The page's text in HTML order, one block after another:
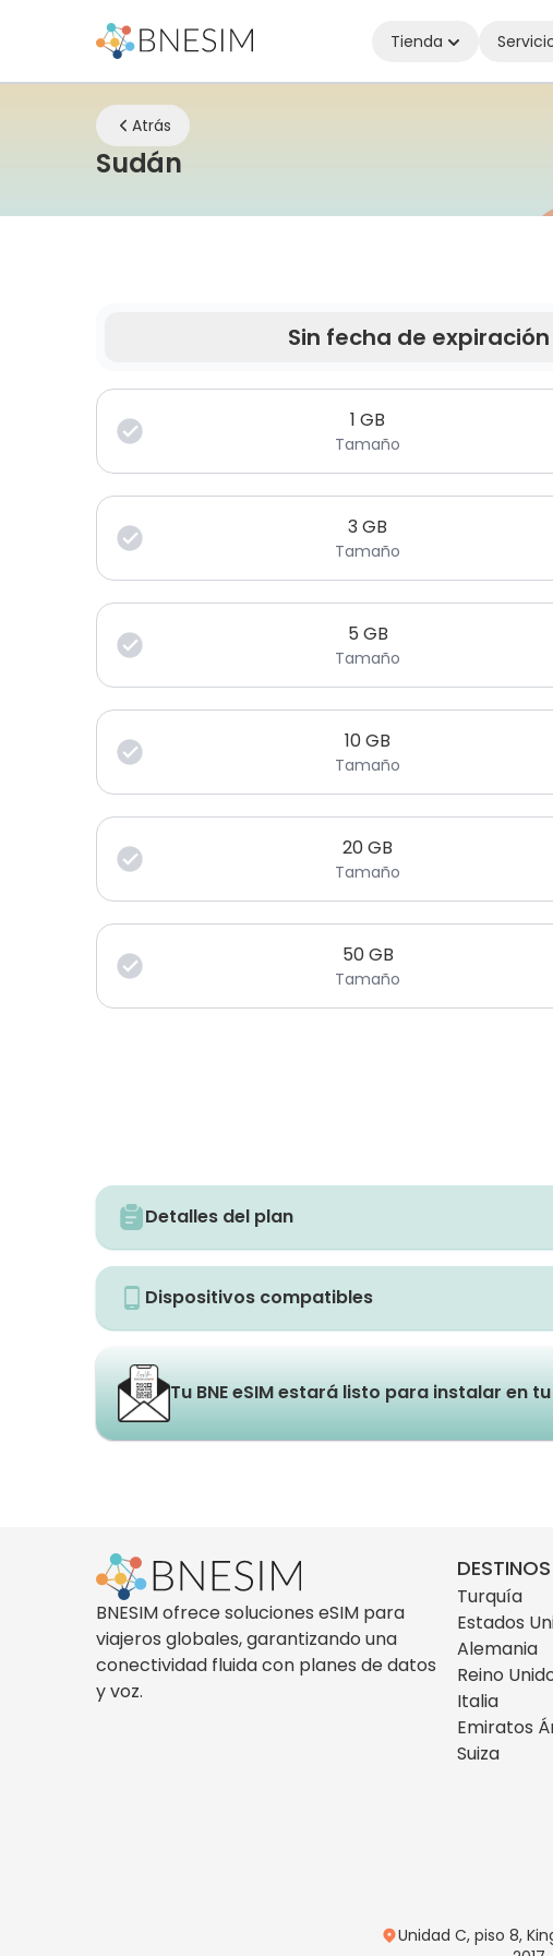
Tienda
Atrás
SudáneSIM | Mantente
Sin fecha de expiración
Tus datos son válidos por un tiempo limitado.
1 GB
Tamaño
3GB
Tamaño
5 GB
Tamaño
10GB
Tamaño
20GB
Tamaño
50GB
Tamaño
Detalles del plan
Dispositivos compatibles
Tu BNE eSIM estará listo para instalar en
BNESIM ofrece soluciones eSIM para
viajeros globales, garantizando una
conectividad fluida con planes de datos
y voz.
Turquía
Estados
Alemania
Reino
Italia
Emiratos
Suiza
Unidad C, piso 8,